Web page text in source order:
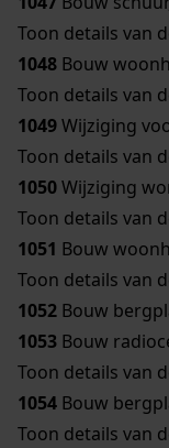
Toon details van
1048 Bouw
Toon details van
1049Wijziging
Toon details van
1050Wijziging
Toon details van
1051 Bouw
Toon details van
1052 Bouw
1053 Bouw
Toon details van
1054 Bouw
Toon details van